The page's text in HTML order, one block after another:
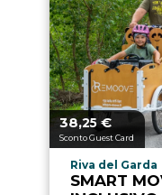
Prezzo a partire da
38,25€
Sconto Guest Card
Località
Riva del Garda
SMART